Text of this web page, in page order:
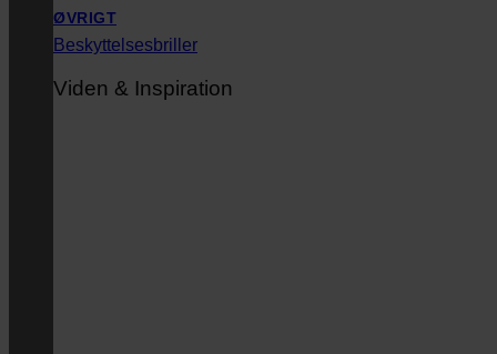
ØVRIGT
Beskyttelsesbriller
Viden & Inspiration